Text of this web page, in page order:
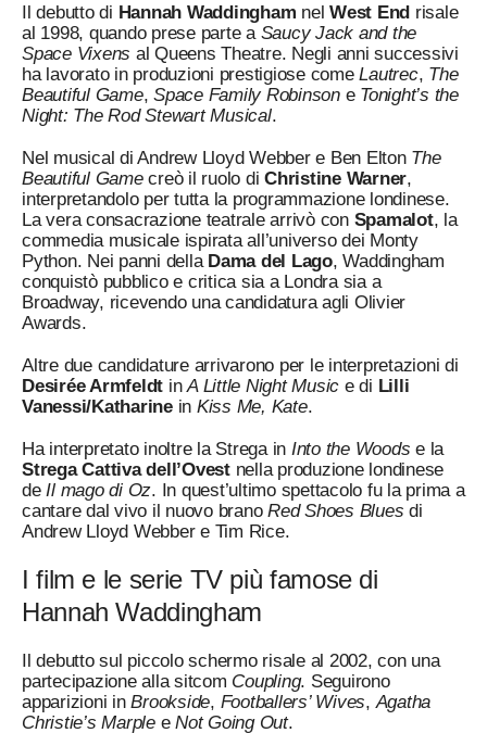
Il debutto di Hannah Waddingham nelWest End risale
al 1998, quando prese parte a Saucy Jack and the
Space Vixens al Queens Theatre. Negli anni successivi
ha lavorato in produzioni prestigiose comeLautrec, The
Beautiful Game,Space Family Robinsone Tonight’s the
Night: The Rod Stewart Musical.
Nel musical di Andrew Lloyd Webber e Ben Elton The
Beautiful Gamecreò il ruolo diChristine Warner,
interpretandolo per tutta la programmazione londinese.
La vera consacrazione teatrale arrivò con Spamalot, la
commedia musicale ispirata all’universo dei Monty
Python. Nei panni della Dama del Lago, Waddingham
conquistò pubblico e critica sia a Londra sia a
Broadway, ricevendo una candidatura agli Olivier
Awards.
Altre due candidature arrivarono per le interpretazioni di
Desirée Armfeldt inA Little Night Music e di Lilli
Vanessi/Katharinein Kiss Me, Kate.
Ha interpretato inoltre la Strega in Into the Woods e la
Strega Cattiva dell’Ovestnella produzione londinese
de Il mago di Oz. In quest’ultimo spettacolo fu la prima a
cantare dal vivo il nuovo branoRed Shoes Blues di
Andrew Lloyd Webber e Tim Rice.
I film e le serie TV più famose di
Hannah Waddingham
Il debutto sul piccolo schermo risale al 2002, con una
partecipazione alla sitcom Coupling. Seguirono
apparizioni inBrookside, Footballers’ Wives, Agatha
Christie’s MarpleeNot Going Out.